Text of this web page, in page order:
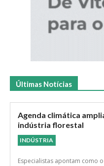
Agenda climática